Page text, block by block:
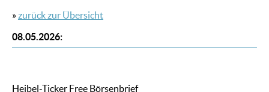
»zurück zur Übersicht
08.05.2026:
Heibel-Ticker Free Börsenbrief